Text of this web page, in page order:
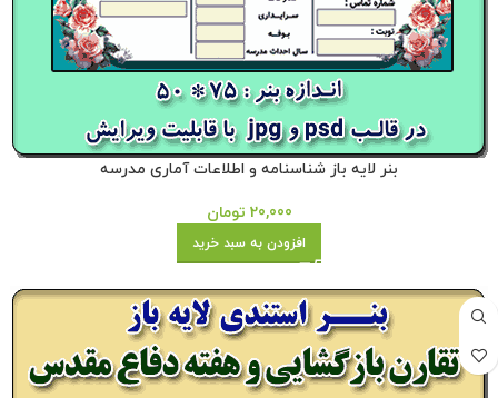
بنر لایه باز شناسنامه و اطلاعات آماری مدرسه
20,000 تومان
افزودن به سبد خرید